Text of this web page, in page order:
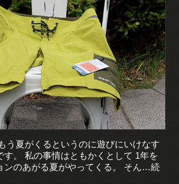
う夏がくるというのに遊びにいけなす
す。 私の事情はともかくとして 1年を
ンのあがる夏がやってくる。 そん…続